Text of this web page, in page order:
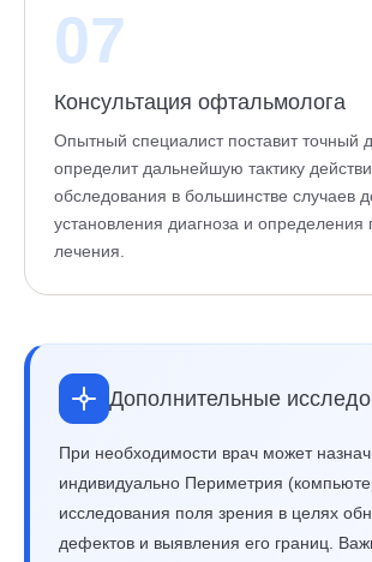
07
Консультация офтальмолога
Опытный специалист поставит точный
определит дальнейшую тактику
обследования в большинстве случаев
установления диагноза и определения
лечения.
Дополнительные
При необходимости врач может
индивидуально Периметрия
исследования поля зрения в целях
дефектов и выявления его границ.